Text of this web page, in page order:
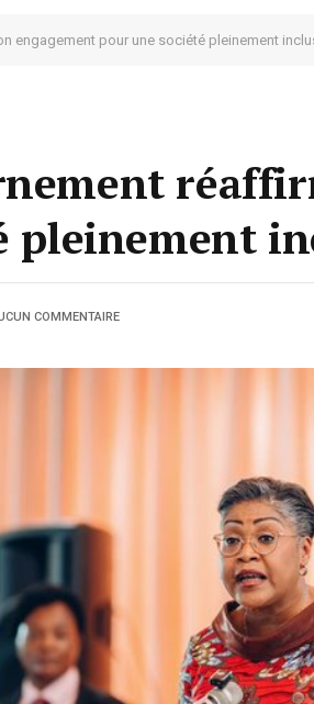
engagement pour une société pleinement
pleinement
COMMENTAIRE